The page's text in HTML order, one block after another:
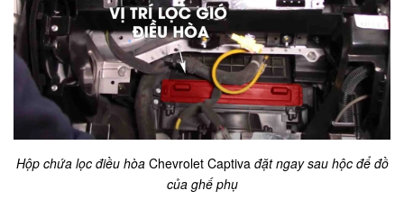
Hộp chứa lọc điều hòa Chevrolet Captiva đặt ngay sau hộc để đồ
của ghế phụ